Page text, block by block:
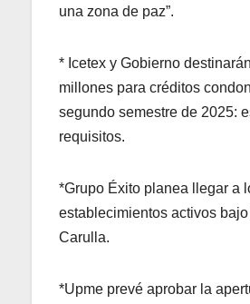
una zona de paz”.
* Icetex y Gobierno
millones para créditos
segundo semestre de 2025:
requisitos.
*Grupo Éxito planea llegar a
establecimientos activos
Carulla.
*Upme prevé aprobar la